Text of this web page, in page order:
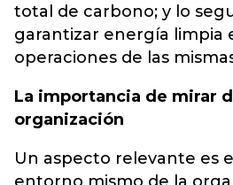
total de carbono; y lo
garantizar energía limpia
operaciones de las
La importancia de mirar
organización
Un aspecto relevante es